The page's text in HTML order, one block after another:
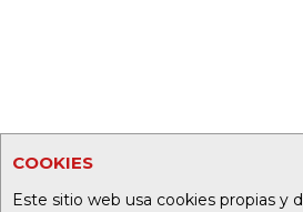
COOKIES
Este sitio web usa cookies propias y